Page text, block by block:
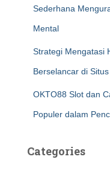
Sederhana
Mental
Strategi Mengatasi
Berselancar di
OKTO88 Slot dan
Populer dalam
Categories